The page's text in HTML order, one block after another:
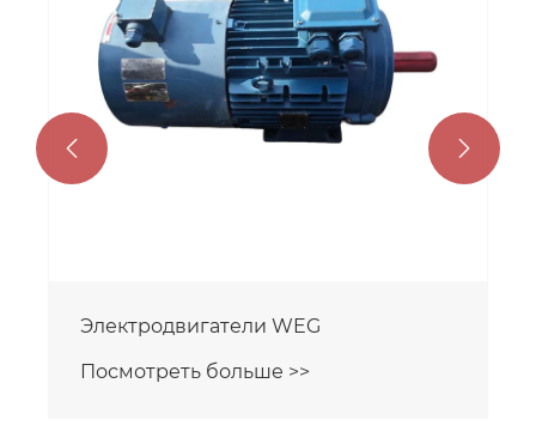
Электродвигатели VEM
Посмотреть больше >>
 